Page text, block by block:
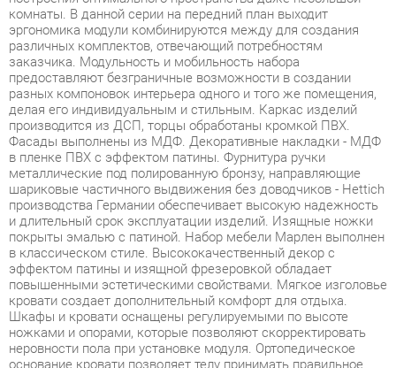
предоставляют безграничные возможности в создании
разных компоновок интерьера одного и того же помещения,
делая его индивидуальным и стильным. Каркас изделий
производится из ДСП, торцы обработаны кромкой ПВХ.
Фасады выполнены из МДФ. Декоративные накладки - МДФ
в пленке ПВХ с эффектом патины. Фурнитура ручки
металлические под полированную бронзу, направляющие
шариковые частичного выдвижения без доводчиков - Hettich
производства Германии обеспечивает высокую надежность
и длительный срок эксплуатации изделий. Изящные ножки
покрыты эмалью с патиной. Набор мебели Марлен выполнен
в классическом стиле. Высококачественный декор с
эффектом патины и изящной фрезеровкой обладает
повышенными эстетическими свойствами. Мягкое изголовье
кровати создает дополнительный комфорт для отдыха.
Шкафы и кровати оснащены регулируемыми по высоте
ножками и опорами, которые позволяют скорректировать
неровности пола при установке модуля. Ортопедическое
основание кровати позволяет телу принимать правильное
положение во время сна и отдыха. Изящная спинка придает
легкость. Элегантная простота форм и функциональность
коллекции Марлен представляют широкие возможности для
построения современного, динамичного и удобного
интерьера комнаты. Благодаря использованию в